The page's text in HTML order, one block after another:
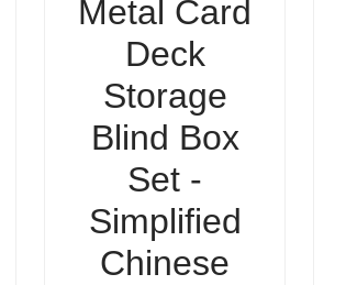
Metal Card
Deck
Storage
Blind Box
Set -
Simplified
Chinese